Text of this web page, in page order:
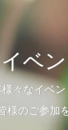
イベン
様々なイベ
様のご参加